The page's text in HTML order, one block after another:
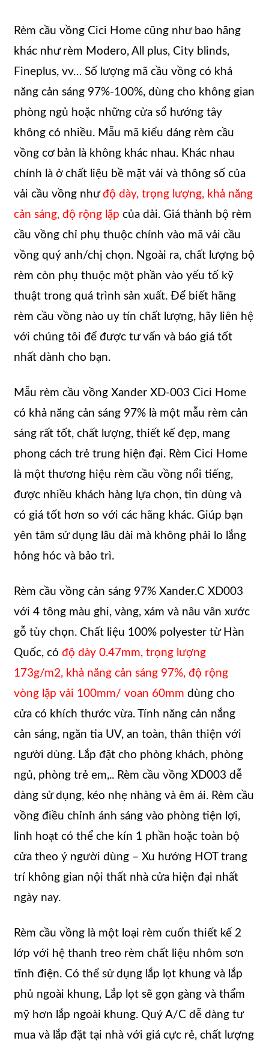
Rèm cầu vồng Cici Home cũng như bao hãng
khác như rèm Modero, All plus, City blinds,
Fineplus, vv… Số lượng mã cầu vồng có khả
năng cản sáng 97%-100%, dùng cho không gian
phòng ngủ hoặc những cửa sổ hướng tây
không có nhiều. Mẫu mã kiểu dáng rèm cầu
vồng cơ bản là không khác nhau. Khác nhau
chính là ở chất liệu bề mặt vải và thông số của
vải cầu vồng nhưđộ dày, trọng lượng, khả năng
cản sáng, độ rộng lặp của dải. Giá thành bộ rèm
cầu vồng chỉ phụ thuộc chính vào mã vải cầu
vồng quý anh/chị chọn. Ngoài ra, chất lượng bộ
rèm còn phụ thuộc một phần vào yếu tố kỹ
thuật trong quá trình sản xuất. Để biết hãng
rèm cầu vồng nào uy tín chất lượng, hãy liên hệ
với chúng tôi để được tư vấn và báo giá tốt
nhất dành cho bạn.
Mẫu rèm cầu vồng Xander XD-003 Cici Home
có khả năng cản sáng 97% là một mẫu rèm cản
sáng rất tốt, chất lượng, thiết kế đẹp, mang
phong cách trẻ trung hiện đại. Rèm Cici Home
là một thương hiệu rèm cầu vồng nổi tiếng,
được nhiều khách hàng lựa chọn, tin dùng và
có giá tốt hơn so với các hãng khác. Giúp bạn
yên tâm sử dụng lâu dài mà không phải lo lắng
hỏng hóc và bảo trì.
Rèm cầu vồng cản sáng 97% Xander.C XD003
với 4 tông màu ghi, vàng, xám và nâu vân xước
gỗ tùy chọn. Chất liệu 100% polyester từ Hàn
Quốc, có độ dày 0.47mm, trọng lượng
173g/m2, khả năng cản sáng 97%, độ rộng
vòng lặp vải 100mm/ voan 60mm dùng cho
cửa có khích thước vừa. Tính năng cản nắng
cản sáng, ngăn tia UV, an toàn, thân thiện với
người dùng. Lắp đặt cho phòng khách, phòng
ngủ, phòng trẻ em,.. Rèm cầu vồng XD003 dễ
dàng sử dụng, kéo nhẹ nhàng và êm ái. Rèm cầu
vồng điều chỉnh ánh sáng vào phòng tiện lợi,
linh hoạt có thể che kín 1 phần hoặc toàn bộ
cửa theo ý người dùng – Xu hướng HOT trang
trí không gian nội thất nhà cửa hiện đại nhất
ngày nay.
Rèm cầu vồng là một loại rèm cuốn thiết kế 2
lớp với hệ thanh treo rèm chất liệu nhôm sơn
tĩnh điện. Có thể sử dụng lắp lọt khung và lắp
phủ ngoài khung, Lắp lọt sẽ gọn gàng và thẩm
mỹ hơn lắp ngoài khung. Quý A/C dễ dàng tư
mua và lắp đặt tại nhà với giá cực rẻ, chất lượng